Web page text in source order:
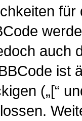
auch
ist
(„[“